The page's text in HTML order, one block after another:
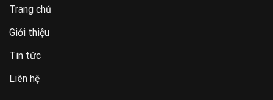
Trang chủ
Giới thiệu
Tin tức
Liên hệ